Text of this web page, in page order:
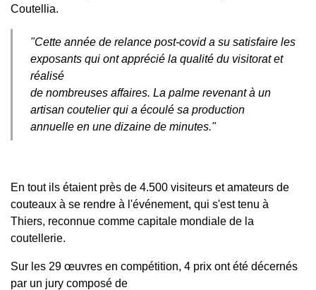
Coutellia.
"Cette année de relance post-covid a su satisfaire les
exposants qui ont apprécié la qualité du visitorat et
réalisé
de nombreuses affaires. La palme revenant à un
artisan coutelier qui a écoulé sa production
annuelle en une dizaine de minutes."
En tout ils étaient près de 4.500 visiteurs et amateurs de
couteaux à se rendre à l'événement, qui s'est tenu à
Thiers, reconnue comme capitale mondiale de la
coutellerie.
Sur les 29 œuvres en compétition, 4 prix ont été décernés
par un jury composé de